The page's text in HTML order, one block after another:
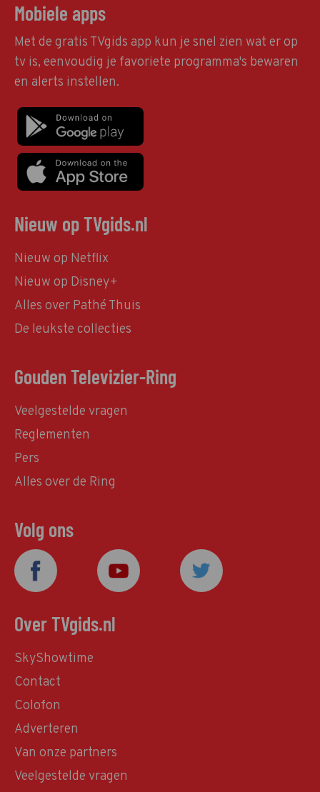
Mobiele apps
Met de gratis TVgids app kun je snel zien wat er op
tv is, eenvoudig je favoriete programma's bewaren
en alerts instellen.
Nieuw op TVgids.nl
Nieuw op Netflix
Nieuw op Disney+
Alles over Pathé Thuis
De leukste collecties
Gouden Televizier-Ring
Veelgestelde vragen
Reglementen
Pers
Alles over de Ring
Volg ons
Over TVgids.nl
SkyShowtime
Contact
Colofon
Adverteren
Van onze partners
Veelgestelde vragen